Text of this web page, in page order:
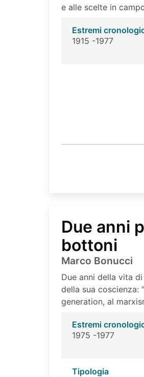
e alle scelte in
Estremi
1915 -1977
Due anni
bottoni
Marco Bonucci
Due anni della vita
della sua coscienza:
generation, al
Estremi
1975 -1977
Tipologia